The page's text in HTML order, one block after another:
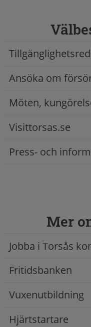
Ansöka om
Möten,
Visittorsas.se
Press- och
Mer
Jobba i Torsås
Fritidsbanken
Vuxenutbildning
Hjärtstartare